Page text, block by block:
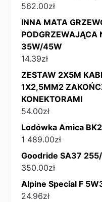
562.00zł
INNA MATA
PODGRZEWAJĄCA
35W/45W
14.39zł
ZESTAW 2X5M
1X2,5MM2
KONEKTORAMI
54.00zł
Lodówka Amica
1 489.00zł
Goodride SA37
350.00zł
Alpine Special F
24.96zł